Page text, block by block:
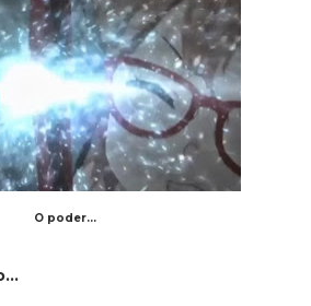
O poder...